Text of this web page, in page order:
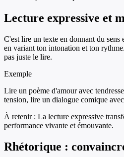
Lecture expressive et
C'est lire un texte en donnant du sens
en variant ton intonation et ton
pas juste le lire.
Exemple
Lire un poème d'amour avec
tension, lire un dialogue comique
À retenir : La lecture expressive
performance vivante et émouvante.
Rhétorique :